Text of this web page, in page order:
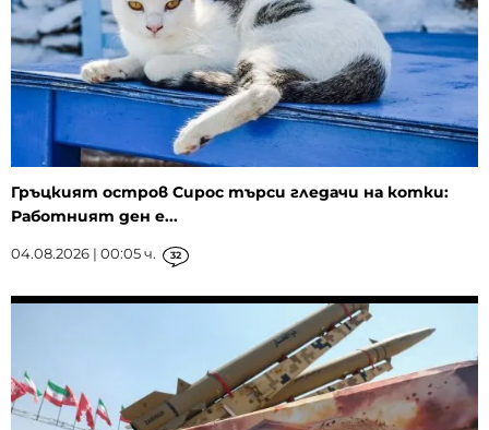
Гръцкият остров Сирос търси гледачи на котки:
Работният ден е...
04.08.2026 | 00:05 ч. 32